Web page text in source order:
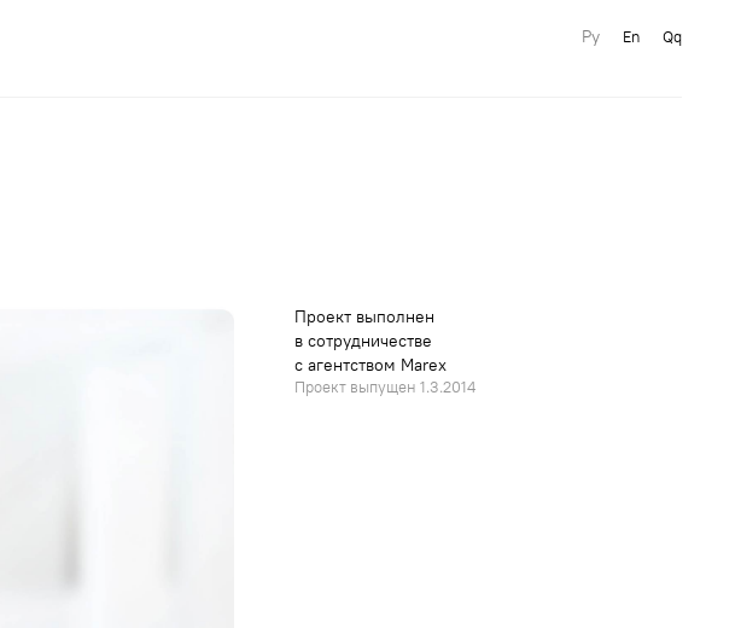
Ру En Qq
Проект выполнен
в сотрудничестве
с агентством Marex
Проект выпущен 1.3.2014